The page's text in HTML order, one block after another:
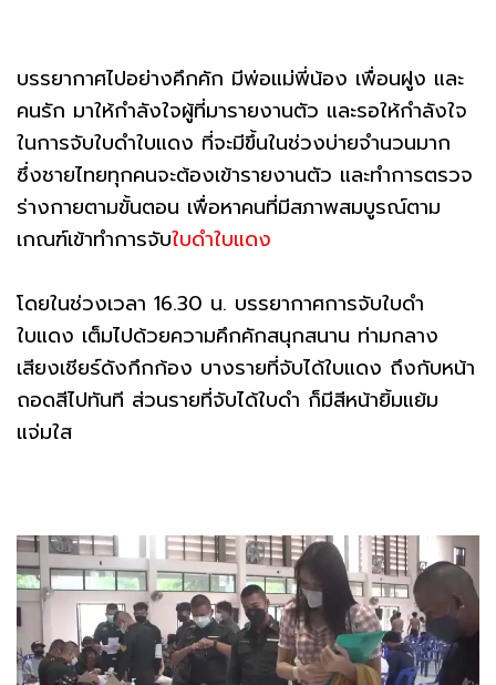
บรรยากาศไปอย่างคึกคัก มีพ่อแม่พี่น้อง เพื่อนฝูง และ
คนรัก มาให้กำลังใจผู้ที่มารายงานตัว และรอให้กำลังใจ
ในการจับใบดำใบแดง ที่จะมีขึ้นในช่วงบ่ายจำนวนมาก
ซึ่งชายไทยทุกคนจะต้องเข้ารายงานตัว และทำการตรวจ
ร่างกายตามขั้นตอน เพื่อหาคนที่มีสภาพสมบูรณ์ตาม
เกณฑ์เข้าทำการจับใบดำใบแดง
โดยในช่วงเวลา 16.30 น. บรรยากาศการจับใบดำ
ใบแดง เต็มไปด้วยความคึกคักสนุกสนาน ท่ามกลาง
เสียงเชียร์ดังกึกก้อง บางรายที่จับได้ใบแดง ถึงกับหน้า
ถอดสีไปทันที ส่วนรายที่จับได้ใบดำ ก็มีสีหน้ายิ้มแย้ม
แจ่มใส